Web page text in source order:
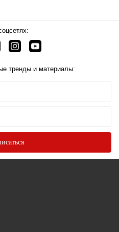
тренды и материалы: